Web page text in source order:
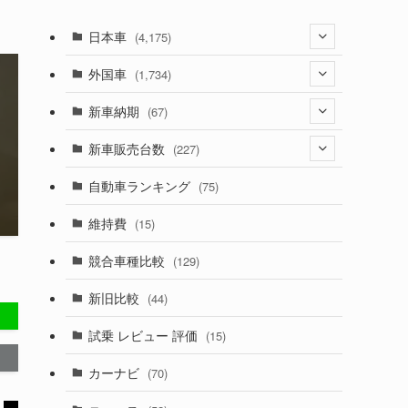
日本車 (4,175)
(1,321)
(330)
(526)
(357)
(328)
(194)
(230)
(253)
外国車 (1,734)
(188)
(242)
(85)
(84)
(14)
(222)
(50)
(58)
新車納期 (67)
(28)
(8)
(3)
(3)
(5)
(1)
新車販売台数 (227)
(21)
(5)
(7)
(5)
自動車ランキング (75)
維持費 (15)
競合車種比較 (129)
新旧比較 (44)
試乗 レビュー 評価 (15)
カーナビ (70)